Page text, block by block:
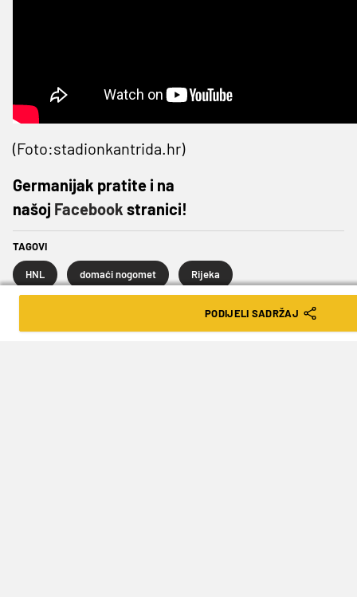
(Foto:stadionkantrida.hr)
Germanijak pratite i na
našoj Facebook stranici!
TAGOVI
HNL domaći nogomet Rijeka
PODIJELI SADRŽAJ